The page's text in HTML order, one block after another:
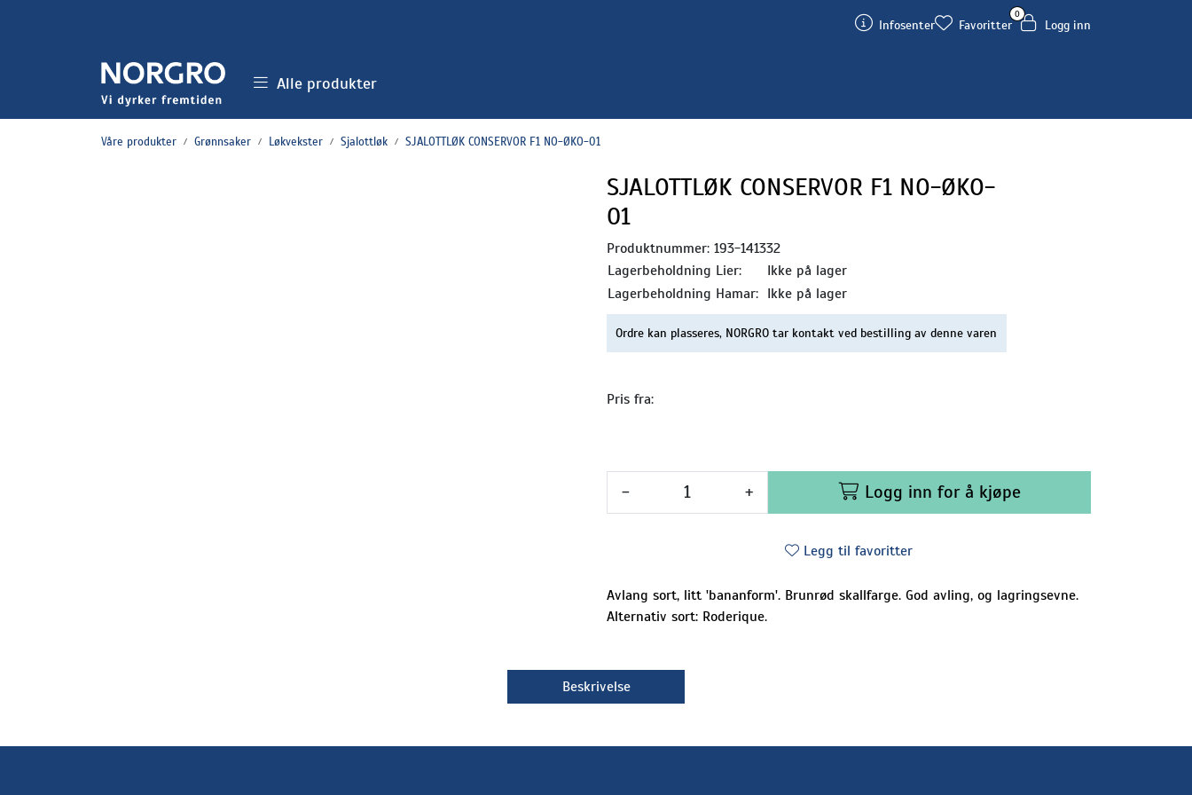
Infosenter
0
Favoritter Logg inn
Alle produkter
Våre produkter Grønnsaker Løkvekster Sjalottløk SJALOTTLØK CONSERVOR F1 NO-ØKO-01
SJALOTTLØK CONSERVOR F1 NO-ØKO-
01
Produktnummer: 193-141332
Lagerbeholdning Lier:
Ikke på lager
Lagerbeholdning Hamar: Ikke på lager
Ordre kan plasseres, NORGRO tar kontakt ved bestilling av denne varen
Pris fra:
- + Logg inn for å kjøpe
Legg til favoritter
Avlang sort, litt 'bananform'. Brunrød skallfarge. God avling, og lagringsevne.
Alternativ sort: Roderique.
Beskrivelse